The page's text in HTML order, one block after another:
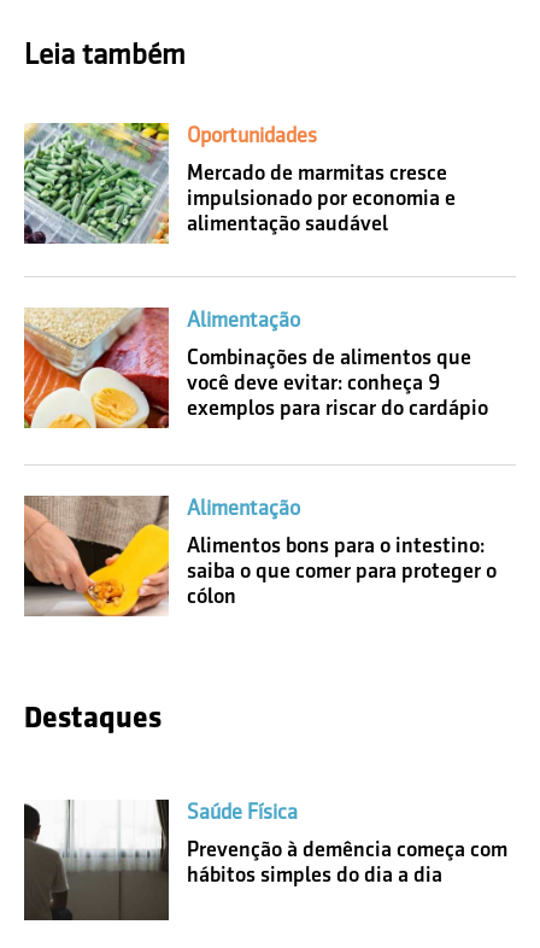
Leia também
Oportunidades
Mercado de marmitas cresce
impulsionado por economia e
alimentação saudável
Alimentação
Combinações de alimentos que
você deve evitar: conheça 9
exemplos para riscar do cardápio
Alimentação
Alimentos bons para o intestino:
saiba o que comer para proteger o
cólon
Destaques
Saúde Física
Prevenção à demência começa com
hábitos simples do dia a dia